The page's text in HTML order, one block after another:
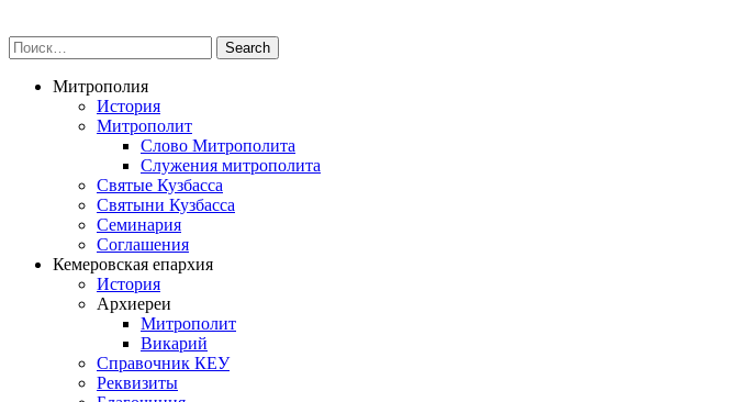
Митрополия
История
Митрополит
Слово Митрополита
Служения митрополита
Святые Кузбасса
Святыни Кузбасса
Семинария
Соглашения
Кемеровская епархия
История
Архиереи
Митрополит
Викарий
Справочник КЕУ
Реквизиты